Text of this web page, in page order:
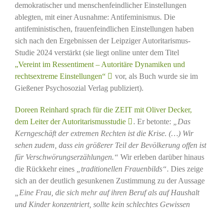
demokratischer und menschenfeindlicher Einstellungen
ablegten, mit einer Ausnahme: Antifeminismus. Die
antifeministischen, frauenfeindlichen Einstellungen haben
sich nach den Ergebnissen der Leipziger Autoritarismus-
Studie 2024 verstärkt (sie liegt online unter dem Titel
„Vereint im Ressentiment – Autoritäre Dynamiken und
rechtsextreme Einstellungen“
vor, als Buch wurde sie im
Gießener Psychosozial Verlag publiziert).
Doreen Reinhard sprach für die ZEIT mit Oliver Decker,
dem Leiter der Autoritarismusstudie
. Er betonte:
„Das
Kerngeschäft der extremen Rechten ist die Krise. (…) Wir
sehen zudem, dass ein größerer Teil der Bevölkerung offen ist
für Verschwörungserzählungen.“ Wir erleben darüber hinaus
die Rückkehr eines
„traditionellen Frauenbilds“. Dies zeige
sich an der deutlich gesunkenen Zustimmung zu der Aussage
„Eine Frau, die sich mehr auf ihren Beruf als auf Haushalt
und Kinder konzentriert, sollte kein schlechtes Gewissen